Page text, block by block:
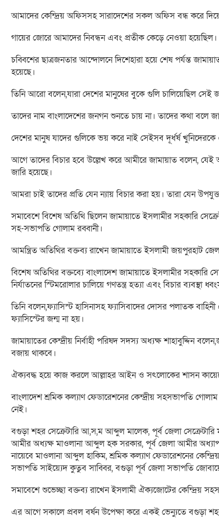
আমাদের কেন্দ্রিয় অফিসসহ সারাদেশের সকল অফিস বন্ধ করে
গায়ের জোরে আমাদের নিবন্ধন এবং প্রতীক কেড়ে নেওয়া
চব্বিশের ছাত্রজনতার আন্দোলনে দিশেহারা হয়ে শেষ পর্যন্ত
হয়েছে।
তিনি আরো বলেন,যারা দেশের মানুষের বুকে গুলি চালিয়েছিল
তাদের নাম বাংলাদেশের জনগন শুনতে চায় না। তাদের কথা বলে
দেশের মানুষ যাদের গুলিকে ভয় করে নাই সেইসব দূর্ধর্ষ
আগে তাদের বিচার হবে উল্লেখ করে আমীরে জামায়াত বলেন, যেই
জারি হয়েছে।
আমরা চাই তাদের প্রতি যেন ন্যায় বিচার করা হয়। তারা যেন
সমাবেশে বিশেষ অতিথি ছিলেন জামায়াতে ইসলামীর সহকারি
সহ-সভাপতি গোলাম রব্বানী।
আমন্ত্রিত অতিথির বক্তব্য রাখেন জামায়াতে ইসলামী জয়পুরহাট
বিশেষ অতিথির বক্তব্যে বাংলাদেশ জামায়াতে ইসলামীর
নির্যাতনের স্টিমরোলার চালিয়ে গণতন্ত্র হত্যা এবং বিচার ব্যবস্থা
তিনি বলেন,ফ্যাসিস্ট হাসিনাসহ ফ্যাসিবাদের দোসর পলাতক
ফ্যাসিস্টের জন্ম না হয়।
জামায়াতের কেন্দ্রীয় নির্বাহী পরিষদ সদস্য অধ্যক্ষ শাহাবুদ্দিন
বজায় থাকবে।
ঐক্যবদ্ধ হয়ে কাজ করলে আল্লাহর আইন ও সৎলোকের শাসন
বাংলাদেশ শ্রমিক কল্যাণ ফেডারেশনের কেন্দ্রীয় সহসভাপতি
নেই।
বগুড়া শহর সেক্রেটারি আ,স,ম আব্দুল মালেক, পূর্ব জেলা
আমীর অধ্যক্ষ মাওলানা আব্দুল হক সরকার, পূর্ব জেলা আমীর
নায়েবে মাওলানা আব্দুল হাকিম, শ্রমিক কল্যাণ ফেডারেশনের
সভাপতি সাইয়্যেদ কুতুব সাব্বির, বগুড়া পূর্ব জেলা সভাপতি
সমাবেশে শুভেচ্ছা বক্তব্য রাখেন ইসলামী ঐক্যজোটের কেন্দ্রিয়
এর আগে সকালে প্রবল বর্ষন উপেক্ষা করে একই ভেন্যুতে বগুড়া